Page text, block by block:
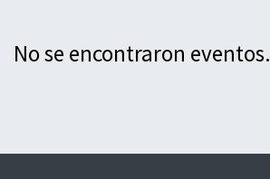
No se encontraron eventos.